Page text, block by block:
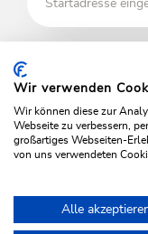
Home Aktivitäten
Wir verwenden
Wir können diese zur
Webseite zu verbessern,
großartiges Webseiten-
von uns verwendeten
Alle